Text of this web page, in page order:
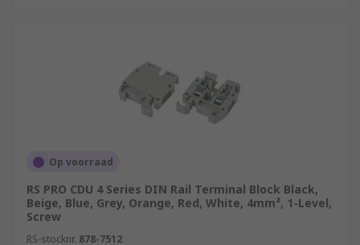
Op voorraad
RS PRO CDU 4 Series DIN Rail Terminal Block Black,
Beige, Blue, Grey, Orange, Red, White, 4mm², 1-Level,
Screw
RS-stocknr. 878-7512